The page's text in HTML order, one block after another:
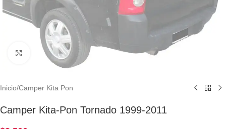
Clic para ampliar
Inicio/Camper Kita Pon
Camper Kita-Pon Tornado 1999-2011